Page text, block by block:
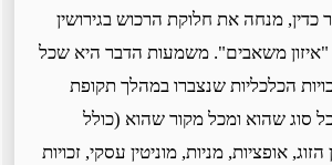
כדין, מנחה את חלוקת הרכוש בגירושין
"איזון משאבים". משמעות הדבר היא שכל
הכלכליות שנצברו במהלך תקופת
סוג שהוא ומכל מקור שהוא (כולל
אופציות, מניות, מוניטין עסקי, זכויות